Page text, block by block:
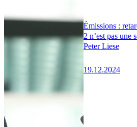
Émissions :
2 n’est pas une
Peter Liese
19.12.2024